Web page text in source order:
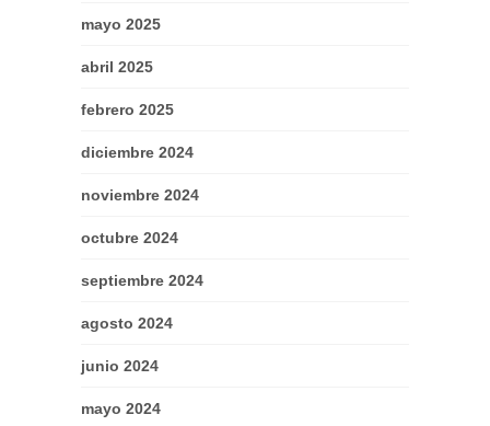
mayo 2025
abril 2025
febrero 2025
diciembre 2024
noviembre 2024
octubre 2024
septiembre 2024
agosto 2024
junio 2024
mayo 2024